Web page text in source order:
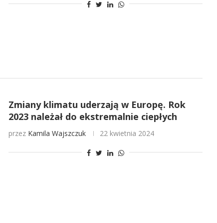
Zmiany klimatu uderzają w Europę. Rok
2023 należał do ekstremalnie ciepłych
przez Kamila Wajszczuk 22 kwietnia 2024